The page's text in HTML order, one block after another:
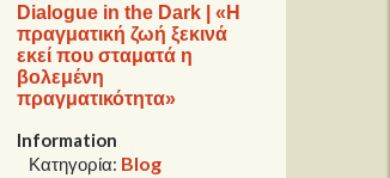
Dialogue in the Dark | «Η
πραγματική ζωή ξεκινά
εκεί που σταματά η
βολεμένη
πραγματικότητα»
Information
Κατηγορία: Blog